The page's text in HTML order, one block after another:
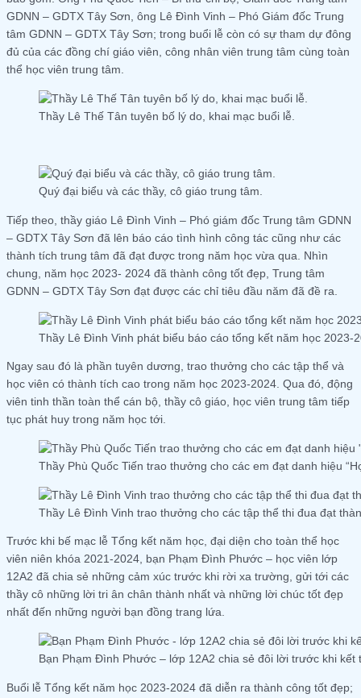
GDNN – GDTX Tây Sơn, ông Lê Đình Vinh – Phó Giám đốc Trung
tâm GDNN – GDTX Tây Sơn; trong buổi lễ còn có sự tham dự đông
đủ của các đồng chí giáo viên, công nhân viên trung tâm cùng toàn
thể học viên trung tâm.
Thầy Lê Thế Tân tuyên bố lý do, khai mạc buổi lễ.
Quý đại biểu và các thầy, cô giáo trung tâm.
Tiếp theo, thầy giáo Lê Đình Vinh – Phó giám đốc Trung tâm GDNN
– GDTX Tây Sơn đã lên báo cáo tình hình công tác cũng như các
thành tích trung tâm đã đạt được trong năm học vừa qua. Nhìn
chung, năm học 2023- 2024 đã thành công tốt đẹp, Trung tâm
GDNN – GDTX Tây Sơn đạt được các chỉ tiêu đầu năm đã đề ra.
Thầy Lê Đình Vinh phát biểu báo cáo tổng kết năm học 2023-
Ngay sau đó là phần tuyên dương, trao thưởng cho các tập thể và
học viên có thành tích cao trong năm học 2023-2024. Qua đó, động
viên tinh thần toàn thể cán bộ, thầy cô giáo, học viên trung tâm tiếp
tục phát huy trong năm học tới.
Thầy Phù Quốc Tiến trao thưởng cho các em đạt danh hiệu
Thầy Lê Đình Vinh trao thưởng cho các tập thể thi đua đạt
Trước khi bế mạc lễ Tổng kết năm học, đại diện cho toàn thể học
viên niên khóa 2021-2024, bạn Phạm Đình Phước – học viên lớp
12A2 đã chia sẻ những cảm xúc trước khi rời xa trường, gửi tới các
thầy cô những lời tri ân chân thành nhất và những lời chúc tốt đẹp
nhất đến những người bạn đồng trang lứa.
Bạn Phạm Đình Phước – lớp 12A2 chia sẻ đôi lời trước khi kết
Buổi lễ Tổng kết năm học 2023-2024 đã diễn ra thành công tốt đẹp;